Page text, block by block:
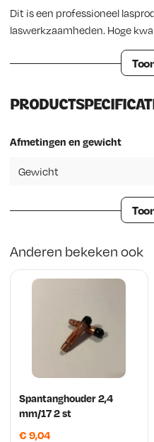
Dit is een professioneel
laswerkzaamheden. Hoge
Afmetingen en gewicht
Gewicht
Anderen bekeken ook
Spantanghouder 2,4
mm/17 2 st
€ 9,04